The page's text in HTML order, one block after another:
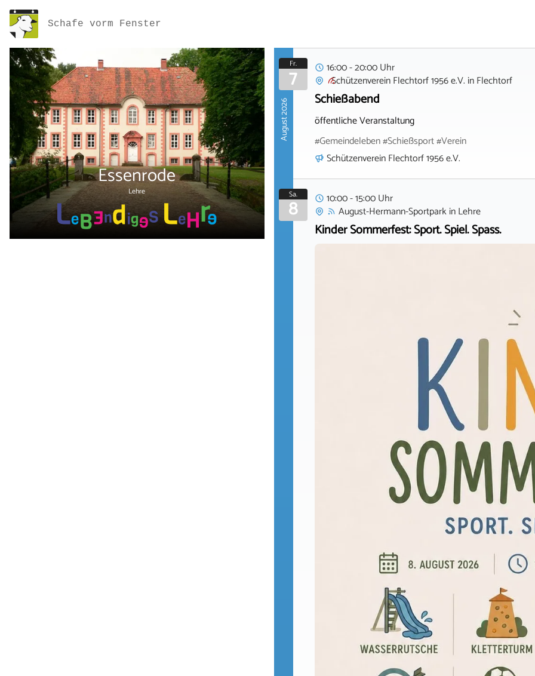
Schafe vorm Fenster
Essenrode
Lehre
August 2026
Fr.
7
16:00 - 20:00 Uhr
Schützenverein Flechtorf 1956 e.V. inFlechtorf
Schießabend
öffentliche Veranstaltung
#Gemeindeleben #Schießsport #Verein
Schützenverein Flechtorf 1956 e.V.
Sa.
8
10:00 - 15:00 Uhr
August-Hermann-SportparkinLehre
Kinder Sommerfest: Sport. Spiel. Spass.